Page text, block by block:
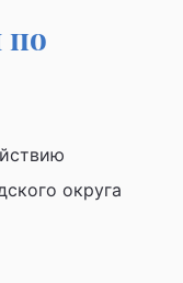
по
округа